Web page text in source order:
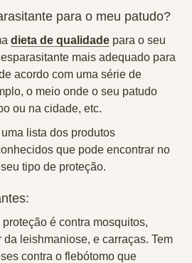
para o meu patudo?
dieta de qualidade para o seu
mais adequado para
acordo com uma série de
o meio onde o seu patudo
ou na cidade, etc.
lista dos produtos
que pode encontrar no
tipo de proteção.
é contra mosquitos,
leishmaniose, e carraças. Tem
contra o flebótomo que